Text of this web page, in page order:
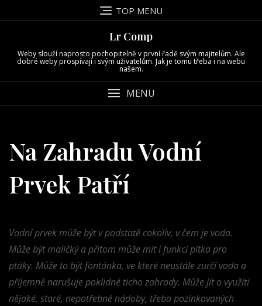
to
TOP MENU
Lr Comp
Weby slouží naprosto pochopitelně v první řadě svým majitelům. Ale
dobré weby prospívají i svým uživatelům. Jak je tomu třeba i na webu
našem.
MENU
Na Zahradu Vodní
Prvek Patří
Vodní prvek může být v podstatě cokoliv, v čem je voda.
Může být maličký a přitom může mít i funkci pítka pro
ptáky. Může to být fontánka, ve které neustále zurčí voda a
příjemně narušuje poklidné ticho zahrady. Může jít o využití
nějaké, staré, nepotřebné nádoby, třeba pozinkovaných